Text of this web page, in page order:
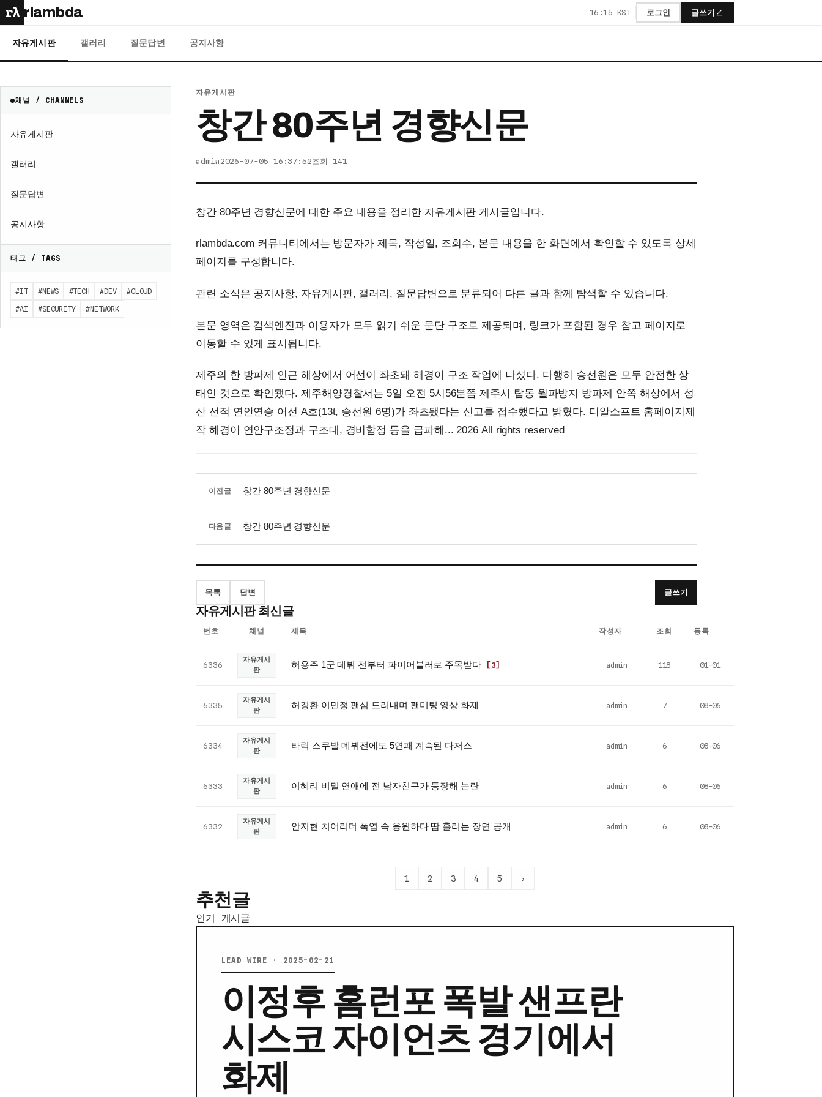
rλ rlambda 16:15 KST 로그인 글쓰기
자유게시판 갤러리 질문답변 공지사항
채널 / CHANNELS
자유게시판
갤러리
질문답변
공지사항
태그 / TAGS
#IT #NEWS #TECH #DEV #CLOUD
#AI #SECURITY #NETWORK
자유게시판
창간 80주년 경향신문
admin 2026-07-05 16:37:52조회 141
창간 80주년 경향신문에 대한 주요 내용을 정리한 자유게시판 게시글입니다.
rlambda.com 커뮤니티에서는 방문자가 제목, 작성일, 조회수, 본문 내용을 한 화면에서 확인할 수 있도록 상세
페이지를 구성합니다.
관련 소식은 공지사항, 자유게시판, 갤러리, 질문답변으로 분류되어 다른 글과 함께 탐색할 수 있습니다.
본문 영역은 검색엔진과 이용자가 모두 읽기 쉬운 문단 구조로 제공되며, 링크가 포함된 경우 참고 페이지로
이동할 수 있게 표시됩니다.
제주의 한 방파제 인근 해상에서 어선이 좌초돼 해경이 구조 작업에 나섰다. 다행히 승선원은 모두 안전한 상
태인 것으로 확인됐다. 제주해양경찰서는 5일 오전 5시56분쯤 제주시 탑동 월파방지 방파제 안쪽 해상에서 성
산 선적 연안연승 어선 A호(13t, 승선원 6명)가 좌초됐다는 신고를 접수했다고 밝혔다. 디알소프트 홈페이지제
작 해경이 연안구조정과 구조대, 경비함정 등을 급파해... 2026 All rights reserved
이전글 창간 80주년 경향신문
다음글 창간 80주년 경향신문
목록 답변 글쓰기
자유게시판 최신글
유
신
록
번호 채널 제목 작성자 조회 등록
6336
자유게시
판
허용주 1군 데뷔 전부터 파이어볼러로 주목받다 [3] admin 118 01-01
6335
자유게시
판
허경환 이민정 팬심 드러내며 팬미팅 영상 화제 admin 7 08-06
6334
자유게시
판
타릭 스쿠발 데뷔전에도 5연패 계속된 다저스 admin 6 08-06
6333
자유게시
판
이혜리 비밀 연애에 전 남자친구가 등장해 논란 admin 6 08-06
6332
자유게시
판
안지현 치어리더 폭염 속 응원하다 땀 흘리는 장면 공개 admin 6 08-06
1 2 3 4 5 ›
추천글
인기 게시글
LEAD WIRE · 2025-02-21
이정후 홈런포 폭발 샌프란
시스코 자이언츠 경기에서
화제